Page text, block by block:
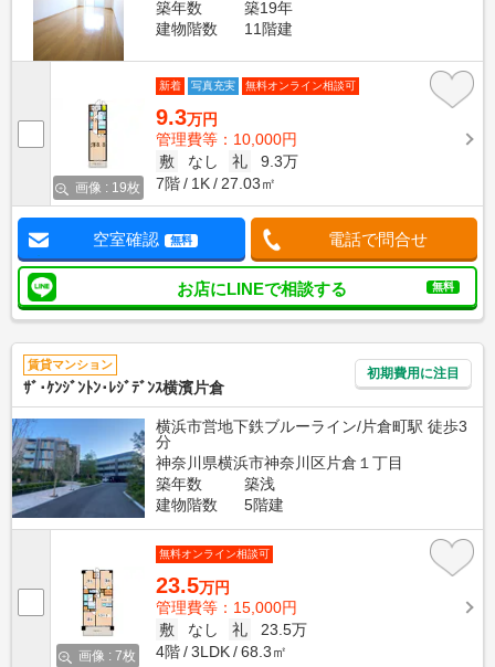
築年数
築19年
建物階数
11階建
画像 : 19枚
新着 写真充実 無料オンライン相談可
9.3万円
管理費等：10,000円
敷
なし 礼
9.3万
7階
1K 27.03㎡
空室確認 無料 電話で問合せ
お店にLINEで相談する 無料
賃貸マンション
ｻﾞ･ｹﾝｼﾞﾝﾄﾝ･ﾚｼﾞﾃﾞﾝｽ横濱片倉
初期費用に注目
横浜市営地下鉄ブルーライン/片倉町駅 徒歩3
分
神奈川県横浜市神奈川区片倉１丁目
築年数
築浅
建物階数
5階建
画像 : 7枚
無料オンライン相談可
23.5万円
管理費等：15,000円
敷
なし 礼
23.5万
4階
3LDK 68.3㎡